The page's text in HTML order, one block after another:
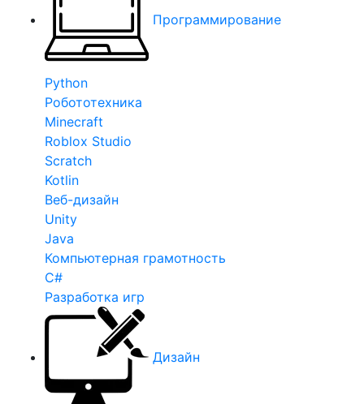
Программирование
Python
Робототехника
Minecraft
Roblox Studio
Scratch
Kotlin
Веб-дизайн
Unity
Java
Компьютерная грамотность
C#
Разработка игр
Дизайн